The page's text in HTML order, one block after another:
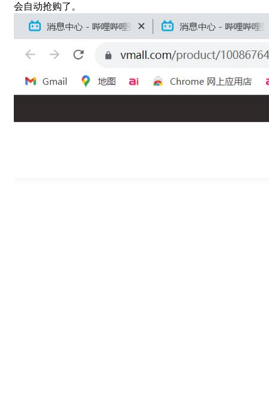
会自动抢购了。